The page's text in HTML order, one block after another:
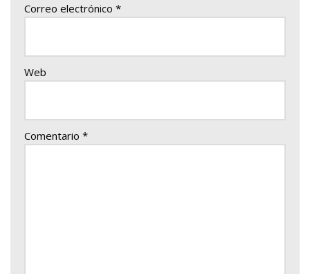
Correo electrónico *
Web
Comentario *